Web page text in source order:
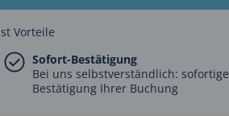
Vorteile
Sofort-Bestätigung
Bei uns selbstverständlich: sofortige
Bestätigung Ihrer Buchung